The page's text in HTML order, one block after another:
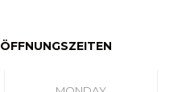
ÖFFNUNGSZEITEN